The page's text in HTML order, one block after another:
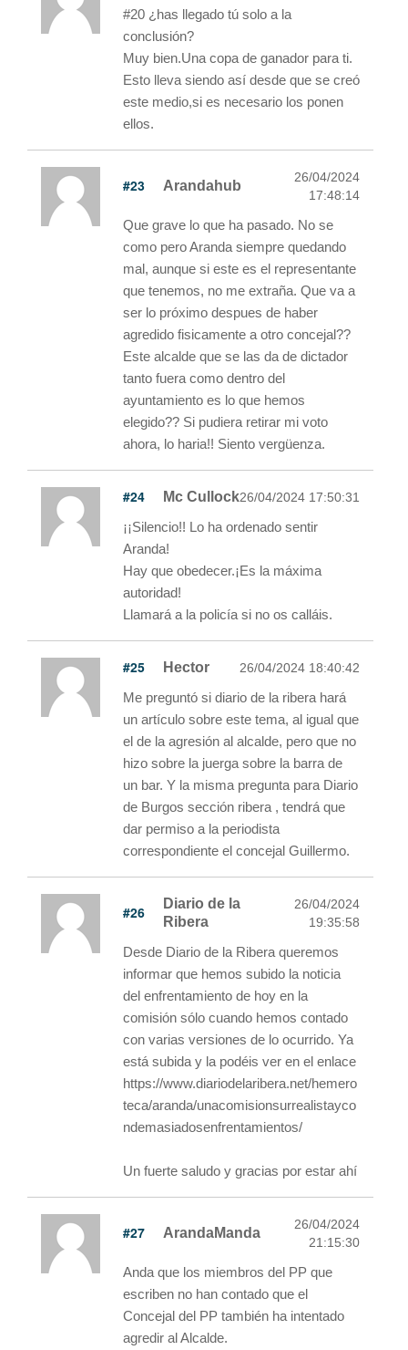
#20 ¿has llegado tú solo a la
conclusión?
Muy bien.Una copa de ganador para ti.
Esto lleva siendo así desde que se creó
este medio,si es necesario los ponen
ellos.
#23 Arandahub
26/04/2024
17:48:14
Que grave lo que ha pasado. No se
como pero Aranda siempre quedando
mal, aunque si este es el representante
que tenemos, no me extraña. Que va a
ser lo próximo despues de haber
agredido fisicamente a otro concejal??
Este alcalde que se las da de dictador
tanto fuera como dentro del
ayuntamiento es lo que hemos
elegido?? Si pudiera retirar mi voto
ahora, lo haria!! Siento vergüenza.
#24 Mc Cullock26/04/2024 17:50:31
¡¡Silencio!! Lo ha ordenado sentir
Aranda!
Hay que obedecer.¡Es la máxima
autoridad!
Llamará a la policía si no os calláis.
#25 Hector 26/04/2024 18:40:42
Me preguntó si diario de la ribera hará
un artículo sobre este tema, al igual que
el de la agresión al alcalde, pero que no
hizo sobre la juerga sobre la barra de
un bar. Y la misma pregunta para Diario
de Burgos sección ribera , tendrá que
dar permiso a la periodista
correspondiente el concejal Guillermo.
#26
Diario de la
Ribera
26/04/2024
19:35:58
Desde Diario de la Ribera queremos
informar que hemos subido la noticia
del enfrentamiento de hoy en la
comisión sólo cuando hemos contado
con varias versiones de lo ocurrido. Ya
está subida y la podéis ver en el enlace
https://www.diariodelaribera.net/hemero
teca/aranda/unacomisionsurrealistayco
ndemasiadosenfrentamientos/
Un fuerte saludo y gracias por estar ahí
#27 ArandaManda
26/04/2024
21:15:30
Anda que los miembros del PP que
escriben no han contado que el
Concejal del PP también ha intentado
agredir al Alcalde.